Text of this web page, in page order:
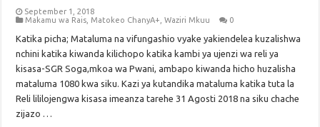
September 1, 2018
Makamu wa Rais Matokeo ChanyA+ ,Waziri Mkuu 0
Katika picha; Mataluma na vifungashio vyake yakiendelea kuzalishwa
nchini katika kiwanda kilichopo katika kambi ya ujenzi wa reli ya
kisasa-SGR Soga,mkoa wa Pwani, ambapo kiwanda hicho huzalisha
mataluma 1080 kwa siku. Kazi ya kutandika mataluma katika tuta la
Reli lililojengwa kisasa imeanza tarehe 31 Agosti 2018 na siku chache
zijazo …